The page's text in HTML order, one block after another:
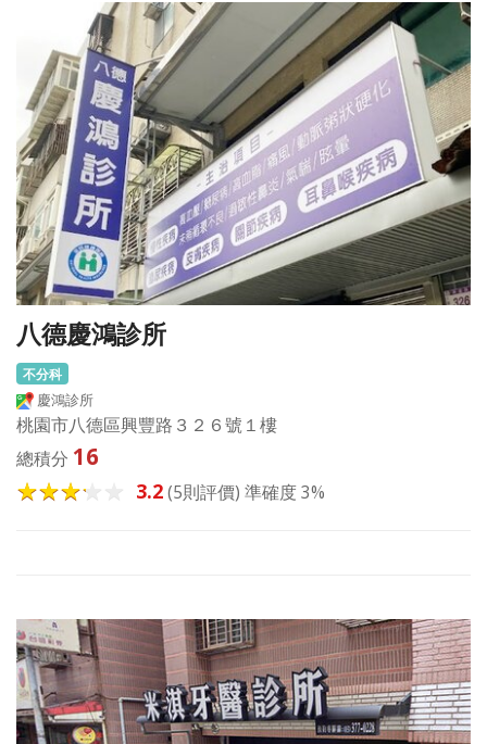
八德慶鴻診所
不分科
慶鴻診所
桃園市八德區興豐路３２６號１樓
總積分 16
3.2(5則評價) 準確度 3%